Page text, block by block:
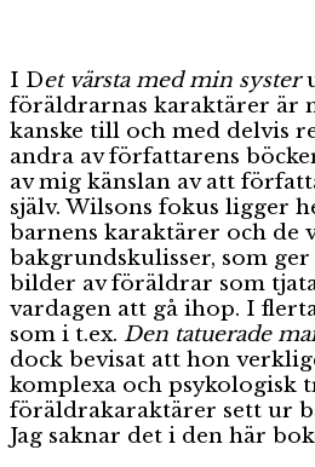
I Det värsta med min syster
föräldrarnas karaktärer är
kanske till och med delvis
andra av författarens
av mig känslan av att
själv. Wilsons fokus ligger
barnens karaktärer och de
bakgrundskulisser, som
bilder av föräldrar som
vardagen att gå ihop. I
som i t.ex. Den tatuerade
dock bevisat att hon
komplexa och psykologisk
föräldrakaraktärer sett ur
Jag saknar det i den här